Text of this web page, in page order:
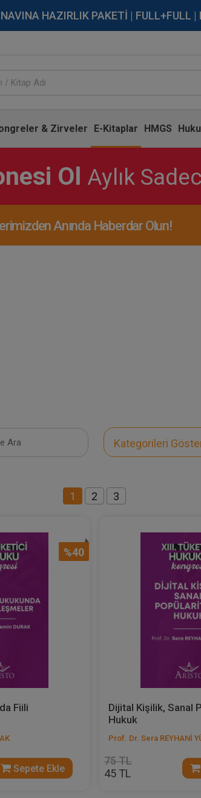
HAZIRLIK PAKETİ | FULL+FULL |
& Zirveler E-Kitaplar HMGS
Ol Aylık
Anında Haberdar Olun!
Kategorileri
1 2 3
%40
Fiili
Sepete Ekle
Dijital Kişilik, Sanal
Hukuk
Prof. Dr. Sera REYHANİ
75 TL
45 TL